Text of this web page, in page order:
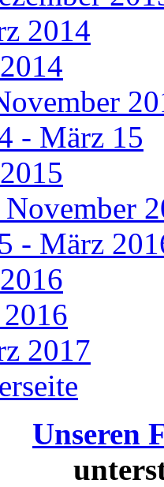
2014
- März 15
November
- März
2017
Unseren